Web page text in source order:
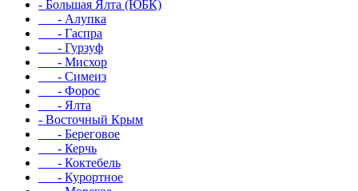
- Большая Ялта (ЮБК)
- Алупка
- Гаспра
- Гурзуф
- Мисхор
- Симеиз
- Форос
- Ялта
- Восточный Крым
- Береговое
- Керчь
- Коктебель
- Курортное